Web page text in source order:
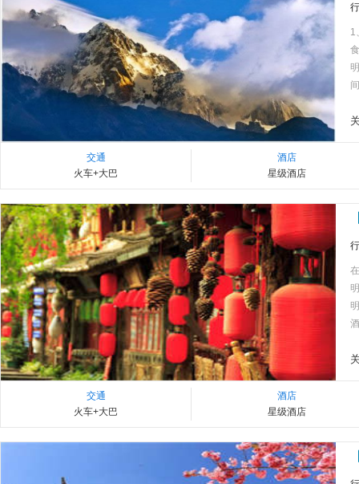
1
交通
火车+大巴
酒店
星级酒店
交通
火车+大巴
酒店
星级酒店